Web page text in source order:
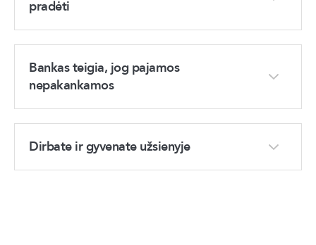
pradėti
Bankas teigia, jog pajamos
nepakankamos
Dirbate ir gyvenate užsienyje